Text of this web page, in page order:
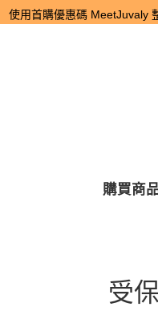
使用首購優惠碼
購買商
受